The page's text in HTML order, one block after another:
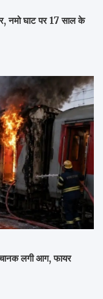
नमो घाट पर 17 साल के
लगी आग, फायर